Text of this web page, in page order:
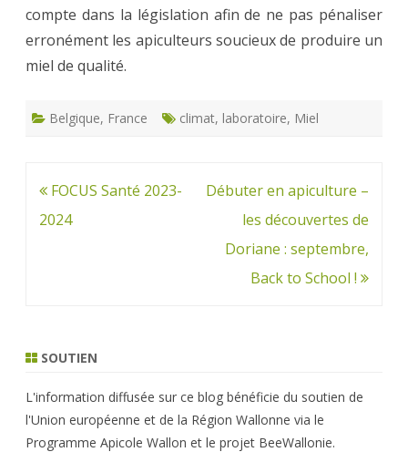
compte dans la législation afin de ne pas pénaliser
erronément les apiculteurs soucieux de produire un
miel de qualité.
Belgique, France climat, laboratoire, Miel
Navigation
de
FOCUS Santé 2023-
2024
Débuter en apiculture –
les découvertes de
Doriane : septembre,
Back to School !
SOUTIEN
L'information diffusée sur ce blog bénéficie du soutien de
l'Union européenne et de la Région Wallonne via le
Programme Apicole Wallon et le projet BeeWallonie.